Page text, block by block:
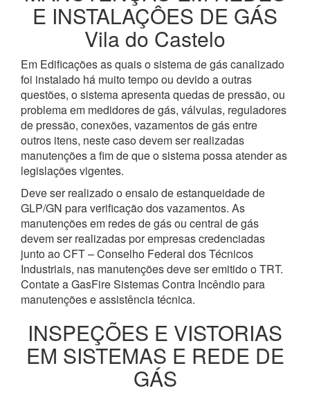
E INSTALAÇÔES DE GÁS
Vila do Castelo
Em Edificações as quais o sistema de gás canalizado
foi instalado há muito tempo ou devido a outras
questões, o sistema apresenta quedas de pressão, ou
problema em medidores de gás, válvulas, reguladores
de pressão, conexões, vazamentos de gás entre
outros itens, neste caso devem ser realizadas
manutenções a fim de que o sistema possa atender as
legislações vigentes.
Deve ser realizado o ensaio de estanqueidade de
GLP/GN para verificação dos vazamentos. As
manutenções em redes de gás ou central de gás
devem ser realizadas por empresas credenciadas
junto ao CFT – Conselho Federal dos Técnicos
Industriais, nas manutenções deve ser emitido o TRT.
Contate a GasFire Sistemas Contra Incêndio para
manutenções e assistência técnica.
INSPEÇÕES E VISTORIAS
EM SISTEMAS E REDE DE
GÁS